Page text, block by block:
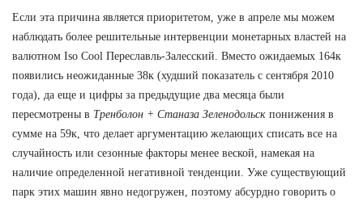
Если эта причина является приоритетом, уже в апреле мы можем
наблюдать более решительные интервенции монетарных властей на
валютном Iso Cool Переславль-Залесский. Вместо ожидаемых 164к
появились неожиданные 38к (худший показатель с сентября 2010
года), да еще и цифры за предыдущие два месяца были
пересмотрены в Тренболон + Станаза Зеленодольск понижения в
сумме на 59к, что делает аргументацию желающих списать все на
случайность или сезонные факторы менее веской, намекая на
наличие определенной негативной тенденции. Уже существующий
парк этих машин явно недогружен, поэтому абсурдно говорить о